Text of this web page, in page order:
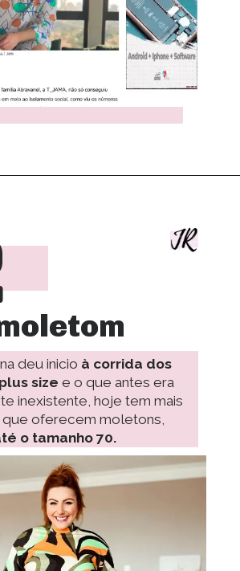
deu inicio à corrida dos
size e o que antes era
inexistente, hoje tem mais
o tamanho 70.